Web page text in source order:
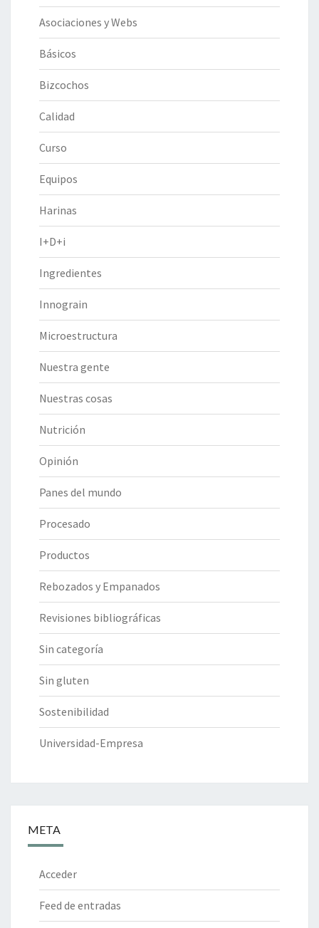
Asociaciones y Webs
Básicos
Bizcochos
Calidad
Curso
Equipos
Harinas
I+D+i
Ingredientes
Innograin
Microestructura
Nuestra gente
Nuestras cosas
Nutrición
Opinión
Panes del mundo
Procesado
Productos
Rebozados y Empanados
Revisiones bibliográficas
Sin categoría
Sin gluten
Sostenibilidad
Universidad-Empresa
META
Acceder
Feed de entradas